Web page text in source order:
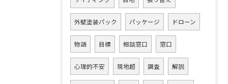
外壁塗装パック パッケージ ドローン
物語 目標 相談窓口 窓口
心理的不安 現地超 調査 解説